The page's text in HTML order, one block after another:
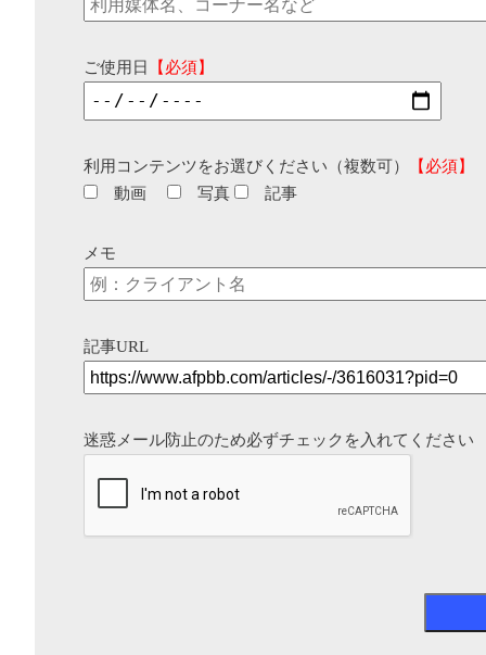
ご使用日 【必須】
利用コンテンツをお選びください（複数可）
【必須】
動画
写真 記事
メモ
記事URL
迷惑メール防止のため必ずチェックを入れてください